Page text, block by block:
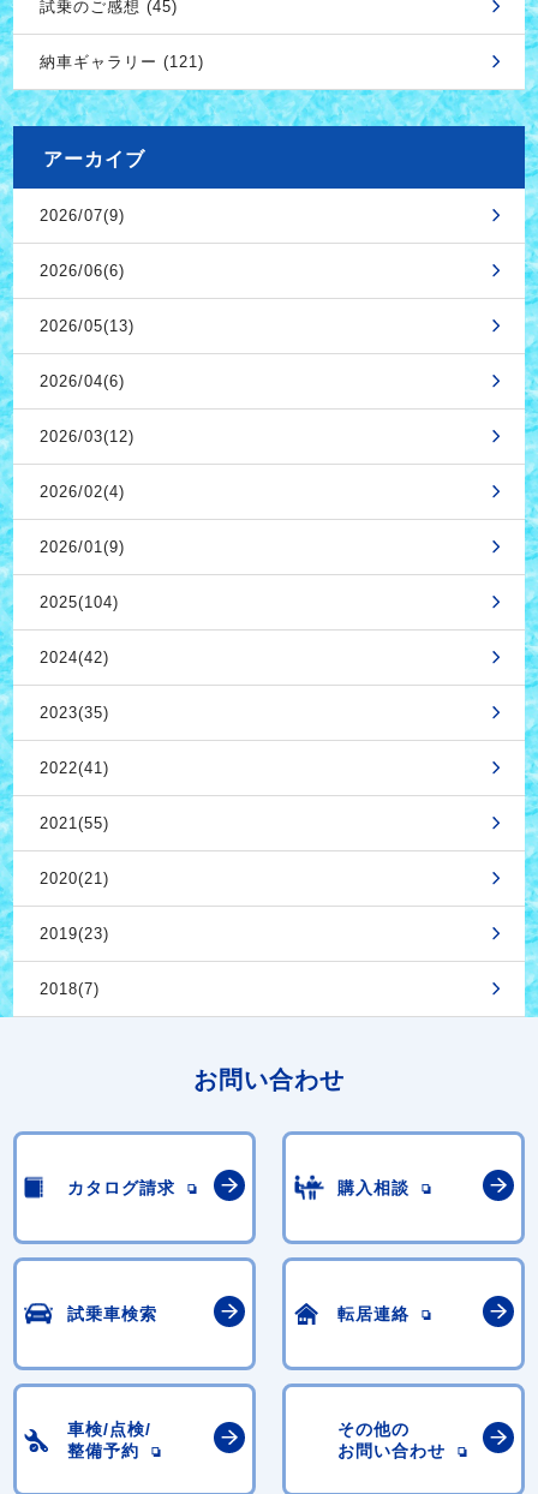
試乗のご感想 (45)
納車ギャラリー (121)
アーカイブ
2026/07(9)
2026/06(6)
2026/05(13)
2026/04(6)
2026/03(12)
2026/02(4)
2026/01(9)
2025(104)
2024(42)
2023(35)
2022(41)
2021(55)
2020(21)
2019(23)
2018(7)
お問い合わせ
カタログ請求 購入相談
試乗車検索 転居連絡
車検/点検/
整備予約
その他の
お問い合わせ